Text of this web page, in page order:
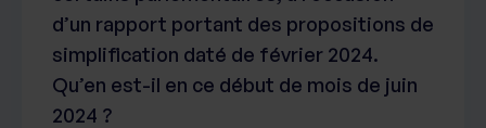
d’un rapport portant des propositions de
simplification daté de février 2024.
Qu’en est-il en ce début de mois de juin
2024 ?